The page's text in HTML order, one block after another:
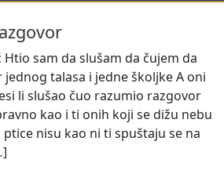
Htio sam da slušam da čujem da
talasa i jedne školjke A oni
li slušao čuo razumio razgovor
kao i ti onih koji se dižu nebu
nisu kao ni ti spuštaju se na
]